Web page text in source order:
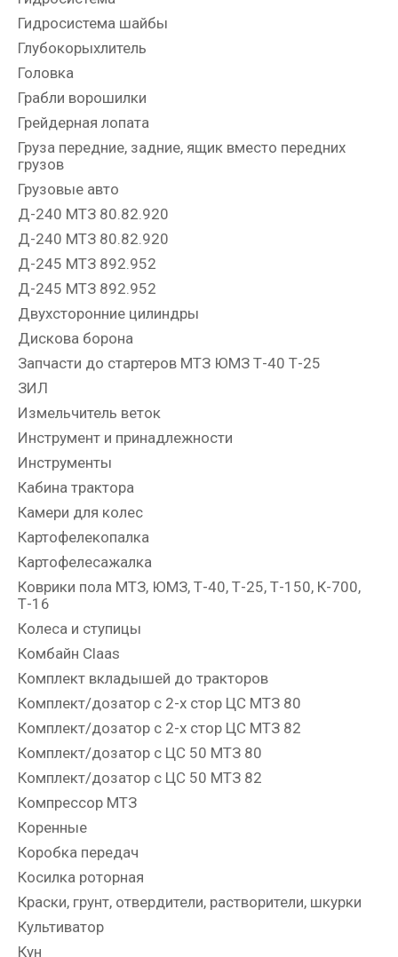
Гидросистема шайбы
Глубокорыхлитель
Головка
Грабли ворошилки
Грейдерная лопата
Груза передние, задние, ящик вместо передних
грузов
Грузовые авто
Д-240 МТЗ 80.82.920
Д-240 МТЗ 80.82.920
Д-245 МТЗ 892.952
Д-245 МТЗ 892.952
Двухсторонние цилиндры
Дискова борона
Запчасти до стартеров МТЗ ЮМЗ Т-40 Т-25
ЗИЛ
Измельчитель веток
Инструмент и принадлежности
Инструменты
Кабина трактора
Камери для колес
Картофелекопалка
Картофелесажалка
Коврики пола МТЗ, ЮМЗ, Т-40, Т-25, Т-150, К-700,
Т-16
Колеса и ступицы
Комбайн Claas
Комплект вкладышей до тракторов
Комплект/дозатор с 2-х стор ЦС МТЗ 80
Комплект/дозатор с 2-х стор ЦС МТЗ 82
Комплект/дозатор с ЦС 50 МТЗ 80
Комплект/дозатор с ЦС 50 МТЗ 82
Компрессор МТЗ
Коренные
Коробка передач
Косилка роторная
Краски, грунт, отвердители, растворители, шкурки
Культиватор
Кун